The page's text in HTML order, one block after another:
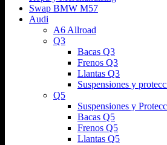
Swap BMW M57
Audi
A6 Allroad
Q3
Bacas Q3
Frenos Q3
Llantas Q3
Suspensiones y
Q5
Suspensiones y
Bacas Q5
Frenos Q5
Llantas Q5